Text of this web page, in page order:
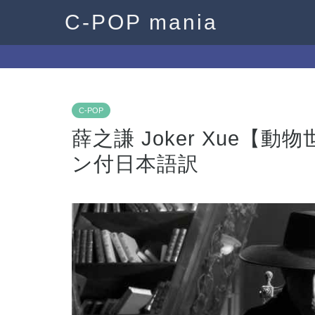
C-POP mania
C-POP
薛之謙 Joker Xue【動物
ン付日本語訳